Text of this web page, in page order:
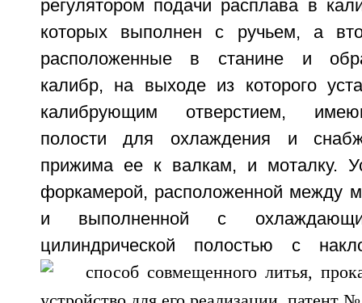
регулятором подачи расплава в
которых выполнен с ручьем, а
расположенные в станине и
калибр, на выходе из которого
калибрующим отверстием,
полости для охлаждения и
прижима ее к валкам, и моталку.
форкамерой, расположенной между
и выполненной с
цилиндрической полостью с